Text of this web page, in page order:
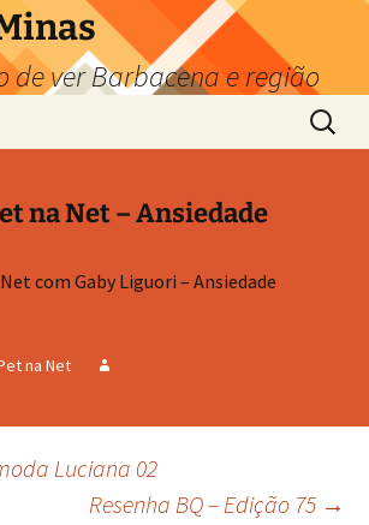
de ver Barbacena e região
por:
na Net – Ansiedade
com Gaby Liguori​ – Ansiedade
na Net
Luciana 02
Resenha BQ – Edição 75 →